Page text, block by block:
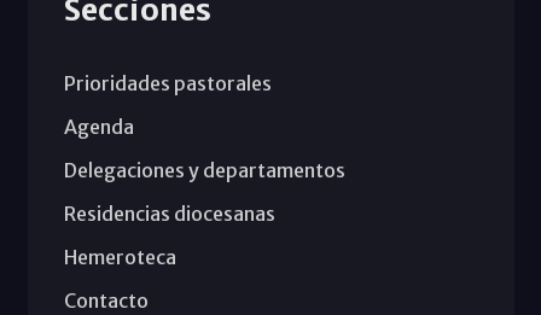
Secciones
Prioridades pastorales
Agenda
Delegaciones y departamentos
Residencias diocesanas
Hemeroteca
Contacto